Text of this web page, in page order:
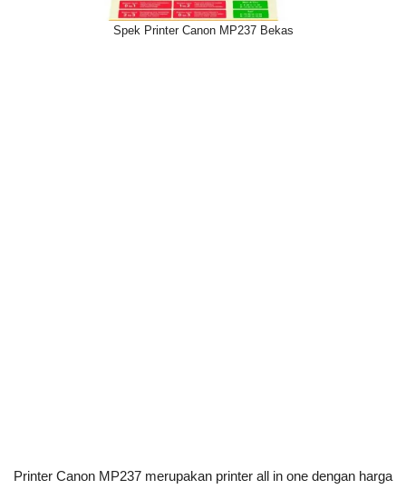
Spek Printer Canon MP237 Bekas
Printer Canon MP237 merupakan printer all in one dengan harga